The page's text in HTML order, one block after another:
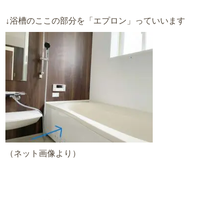
↓浴槽のここの部分を「エプロン」っていいます
（ネット画像より）